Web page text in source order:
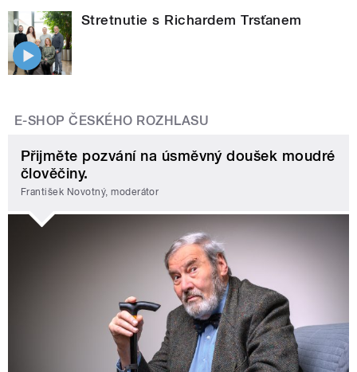
Stretnutie s Richardem Trsťanem
E-SHOP ČESKÉHO ROZHLASU
Přijměte pozvání na úsměvný doušek moudré
člověčiny.
František Novotný, moderátor